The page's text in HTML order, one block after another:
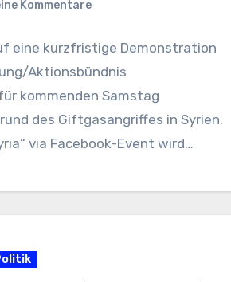
Kommentare
eine kurzfristige Demonstration
Aktionsbündnis
kommenden Samstag
des Giftgasangriffes in Syrien.
via Facebook-Event wird